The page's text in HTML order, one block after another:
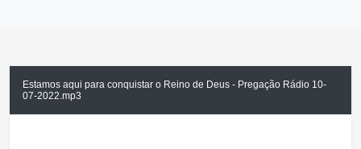
Estamos aqui para conquistar o Reino de Deus - Pregação Rádio 10-
07-2022.mp3